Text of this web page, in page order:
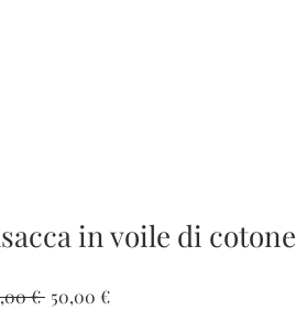
in voile di cotone
€ Prezzo
50,00 €Prezzo